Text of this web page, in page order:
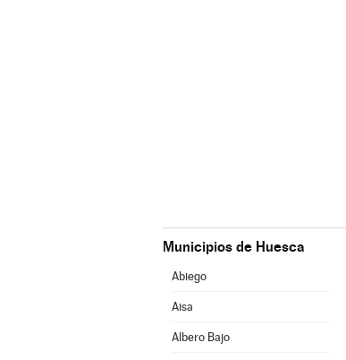
Municipios de Huesca
Abiego
Aisa
Albero Bajo